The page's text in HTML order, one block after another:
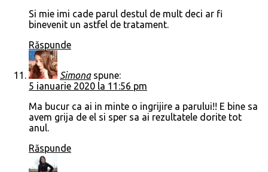
Si mie imi cade parul destul de mult deci ar fi
binevenit un astfel de tratament.
Răspunde
Simona spune:
5 ianuarie 2020 la 11:56 pm
Ma bucur ca ai in minte o ingrijire a parului!! E bine sa
avem grija de el si sper sa ai rezultatele dorite tot
anul.
Răspunde